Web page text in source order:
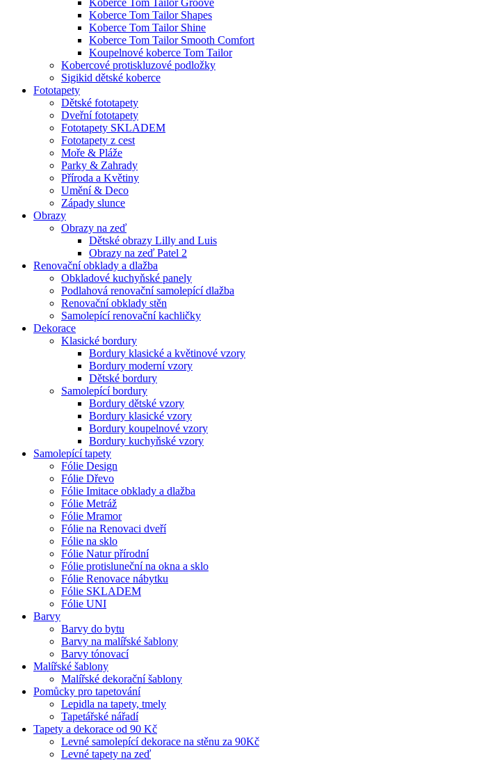
Koberce Tom Tailor Shapes
Koberce Tom Tailor Shine
Koberce Tom Tailor Smooth Comfort
Koupelnové koberce Tom Tailor
Kobercové protiskluzové podložky
Sigikid dětské koberce
Fototapety
Dětské fototapety
Dveřní fototapety
Fototapety SKLADEM
Fototapety z cest
Moře & Pláže
Parky & Zahrady
Příroda a Květiny
Umění & Deco
Západy slunce
Obrazy
Obrazy na zeď
Dětské obrazy Lilly and Luis
Obrazy na zeď Patel 2
Renovační obklady a dlažba
Obkladové kuchyňské panely
Podlahová renovační samolepící dlažba
Renovační obklady stěn
Samolepící renovační kachličky
Dekorace
Klasické bordury
Bordury klasické a květinové vzory
Bordury moderní vzory
Dětské bordury
Samolepící bordury
Bordury dětské vzory
Bordury klasické vzory
Bordury koupelnové vzory
Bordury kuchyňské vzory
Samolepící tapety
Fólie Design
Fólie Dřevo
Fólie Imitace obklady a dlažba
Fólie Metráž
Fólie Mramor
Fólie na Renovaci dveří
Fólie na sklo
Fólie Natur přírodní
Fólie protisluneční na okna a sklo
Fólie Renovace nábytku
Fólie SKLADEM
Fólie UNI
Barvy
Barvy do bytu
Barvy na malířské šablony
Barvy tónovací
Malířské šablony
Malířské dekorační šablony
Pomůcky pro tapetování
Lepidla na tapety, tmely
Tapetářské nářadí
Tapety a dekorace od 90 Kč
Levné samolepící dekorace na stěnu za 90Kč
Levné tapety na zeď